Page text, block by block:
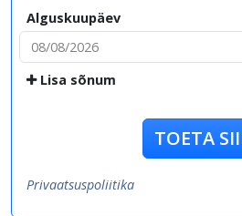
Alguskuupäev
Lisa sõnum
TOETA
Privaatsuspoliitika